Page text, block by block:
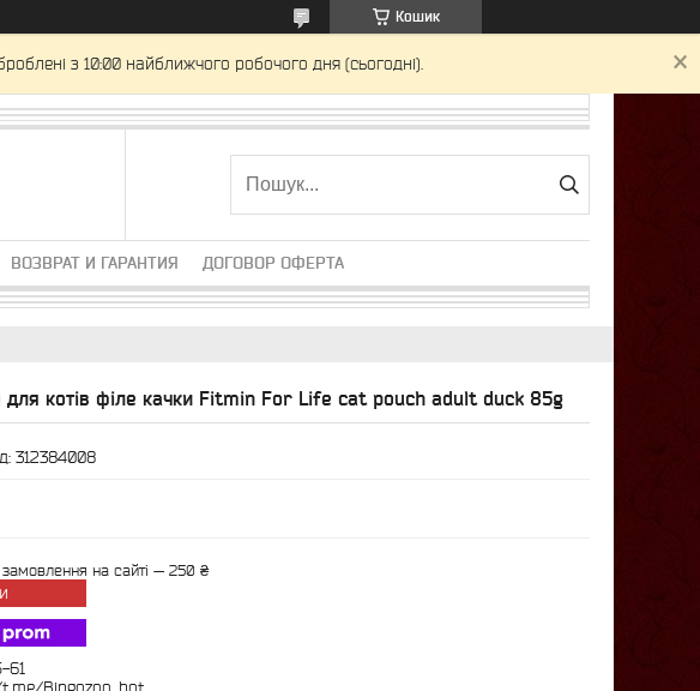
Кошик
з 10:00 найближчого робочого дня (сьогодні).
ВОЗВРАТ И ГАРАНТИЯ ДОГОВОР ОФЕРТА
для котів філе качки Fitmin For Life cat pouch adult duck 85g
312384008
на сайті — 250 ₴
61